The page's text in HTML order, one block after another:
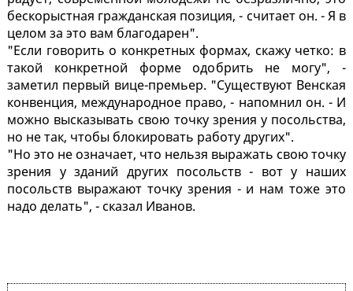
бескорыстная гражданская позиция, - считает он. - Я в
целом за это вам благодарен".
"Если говорить о конкретных формах, скажу четко: в
такой конкретной форме одобрить не могу", -
заметил первый вице-премьер. "Существуют Венская
конвенция, международное право, - напомнил он. - И
можно высказывать свою точку зрения у посольства,
но не так, чтобы блокировать работу других".
"Но это не означает, что нельзя выражать свою точку
зрения у зданий других посольств - вот у наших
посольств выражают точку зрения - и нам тоже это
надо делать", - сказал Иванов.